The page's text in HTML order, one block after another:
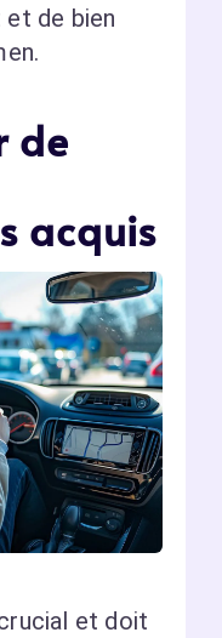
et de bien
de
acquis
et doit